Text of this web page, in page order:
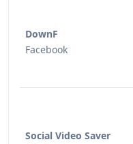
DownF
Facebook
Social Video Saver